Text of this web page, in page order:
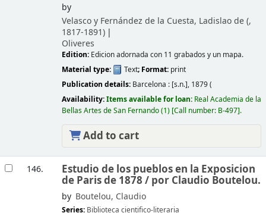
by
Velasco y Fernández de la Cuesta, Ladislao de (,
1817-1891)
Oliveres
Edition: Edicion adornada con 11 grabados y un mapa.
Material type:
Text; Format: print
Publication details: Barcelona : [s.n.], 1879 (
Availability:Items available for loan: Real Academia de la
Bellas Artes de San Fernando(1) Call number: B-497 .
Add to cart
146. Estudio de los pueblos en la Exposicion
de Paris de 1878 / por Claudio Boutelou.
by Boutelou, Claudio
Series: Biblioteca cientifico-literaria